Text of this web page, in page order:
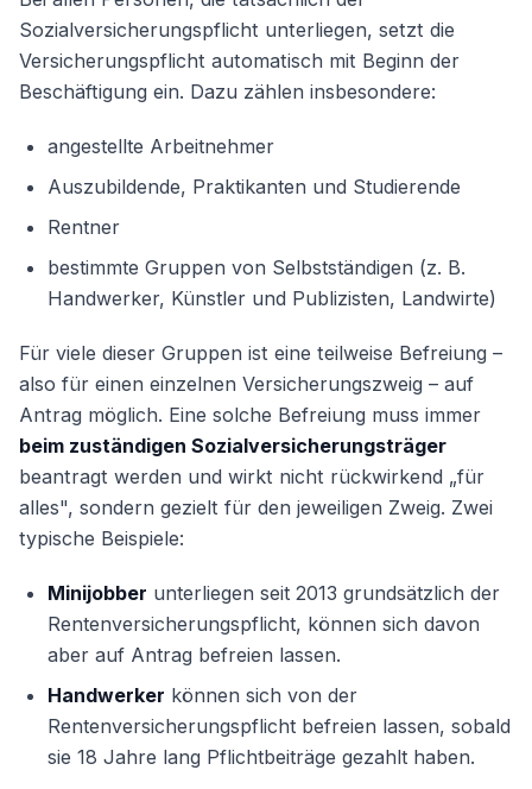
Sozialversicherungspflicht unterliegen, setzt die
Versicherungspflicht automatisch mit Beginn der
Beschäftigung ein. Dazu zählen insbesondere:
angestellte Arbeitnehmer
Auszubildende, Praktikanten und Studierende
Rentner
bestimmte Gruppen von Selbstständigen (z. B.
Handwerker, Künstler und Publizisten, Landwirte)
Für viele dieser Gruppen ist eine teilweise Befreiung –
also für einen einzelnen Versicherungszweig – auf
Antrag möglich. Eine solche Befreiung muss immer
beim zuständigen Sozialversicherungsträger
beantragt werden und wirkt nicht rückwirkend „für
alles", sondern gezielt für den jeweiligen Zweig. Zwei
typische Beispiele:
Minijobber unterliegen seit 2013 grundsätzlich der
Rentenversicherungspflicht, können sich davon
aber auf Antrag befreien lassen.
Handwerker können sich von der
Rentenversicherungspflicht befreien lassen, sobald
sie 18 Jahre lang Pflichtbeiträge gezahlt haben.